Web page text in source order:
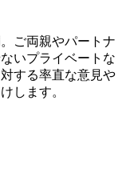
ご両親やパートナ
いプライベートな
する率直な意見や
します。